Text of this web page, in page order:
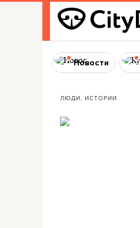
Новости
ЛЮДИ, ИСТОРИИ